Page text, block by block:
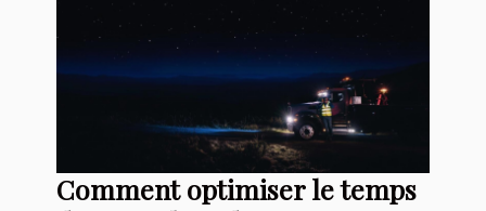
Comment optimiser le temps